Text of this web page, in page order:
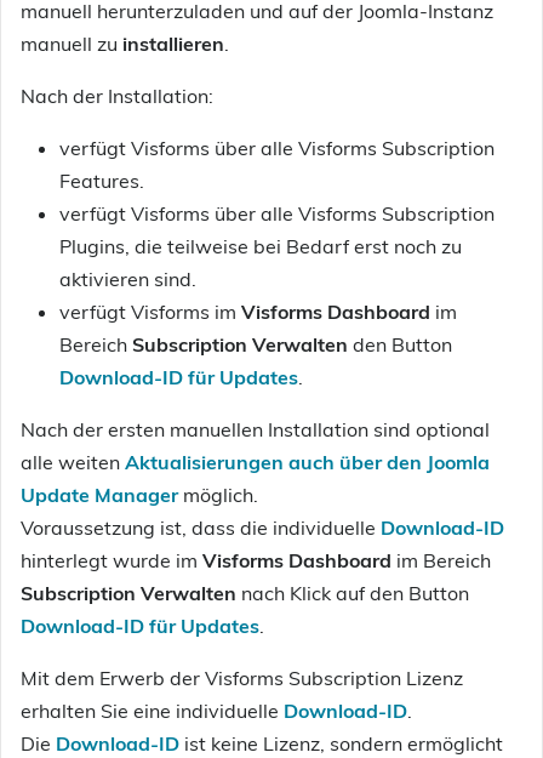
manuell herunterzuladen und auf der Joomla-Instanz
manuell zu installieren
Nach der Installation:
verfügt Visforms über alle Visforms Subscription
Features.
verfügt Visforms über alle Visforms Subscription
Plugins, die teilweise bei Bedarf erst noch zu
aktivieren sind.
verfügt Visforms im Visforms Dashboard im
Bereich Subscription Verwalten den Button
Download-ID für Updates
Nach der ersten manuellen Installation sind optional
alle weiten Aktualisierungen auch über den Joomla
Update Managermöglich.
Voraussetzung ist, dass die individuelle Download-ID
hinterlegt wurde im Visforms Dashboard im Bereich
Subscription Verwalten nach Klick auf den Button
Download-ID für Updates
Mit dem Erwerb der Visforms Subscription Lizenz
erhalten Sie eine individuelle Download-ID
Die Download-ID ist keine Lizenz, sondern ermöglicht